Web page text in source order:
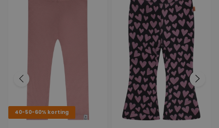
40-50-60% korting